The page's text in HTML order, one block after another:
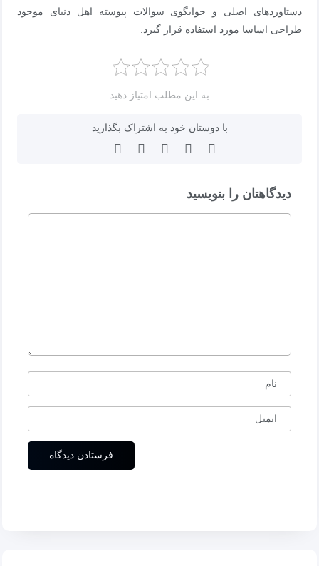
دستاوردهای اصلی و جوابگوی سوالات پیوسته اهل دنیای موجود
طراحی اساسا مورد استفاده قرار گیرد.
به این مطلب امتیاز دهید
با دوستان خود به اشتراک بگذارید
دیدگاهتان را بنویسید
نام
ایمیل